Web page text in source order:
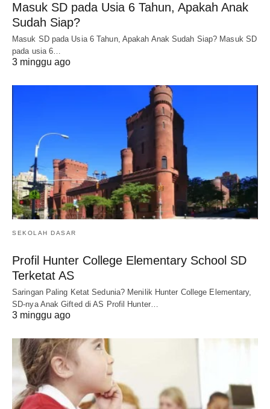
Masuk SD pada Usia 6 Tahun, Apakah Anak
Sudah Siap?
Masuk SD pada Usia 6 Tahun, Apakah Anak Sudah Siap? Masuk SD
pada usia 6…
3 minggu ago
SEKOLAH DASAR
Profil Hunter College Elementary School SD
Terketat AS
Saringan Paling Ketat Sedunia? Menilik Hunter College Elementary,
SD-nya Anak Gifted di AS Profil Hunter…
3 minggu ago